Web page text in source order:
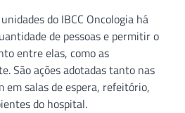
do IBCC Oncologia há
de pessoas e permitir o
entre elas, como as
São ações adotadas tanto nas
em salas de espera, refeitório,
do hospital.